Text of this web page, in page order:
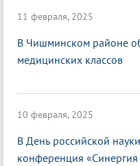
11 февраля, 2025
В Чишминском районе
медицинских классов
10 февраля, 2025
В День российской
конференция